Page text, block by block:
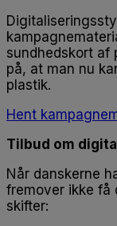
sundhedskort af
på, at man nu
plastik.
Hent
Tilbud om
Når danskerne
fremover ikke få
skifter: